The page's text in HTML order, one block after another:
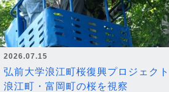
2026.07.15
弘前大学浪江町桜復興プロジェク
浪江町・富岡町の桜を視察